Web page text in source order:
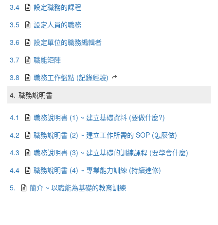
3.4
設定職務的課程
3.5
設定人員的職務
3.6
設定單位的職務編輯者
3.7
職能矩陣
3.8
職務工作盤點 (記錄經驗)
4. 職務說明書
4.1
職務說明書 (1) ~ 建立基礎資料 (要做什麼?)
4.2
職務說明書 (2) ~ 建立工作所需的 SOP (怎麼做)
4.3
職務說明書 (3) ~ 建立基礎的訓練課程 (要學會什麼)
4.4
職務說明書 (4) ~ 專業能力訓練 (持續進修)
5.
簡介 ~ 以職能為基礎的教育訓練